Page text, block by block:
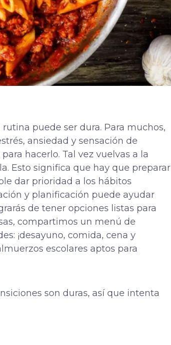
puede ser dura. Para muchos,
ansiedad y sensación de
hacerlo. Tal vez vuelvas a la
Esto significa que hay que preparar
dar prioridad a los hábitos
y planificación puede ayudar
de tener opciones listas para
compartimos un menú de
¡desayuno, comida, cena y
escolares aptos para
son duras, así que intenta